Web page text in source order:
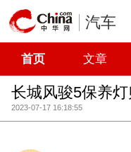
汽车
首页 文章
长城风骏5保养
2023-07-17 16:18:55